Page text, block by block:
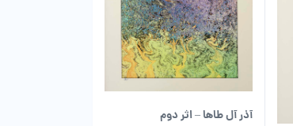
آذر آل طاها – اثر دوم